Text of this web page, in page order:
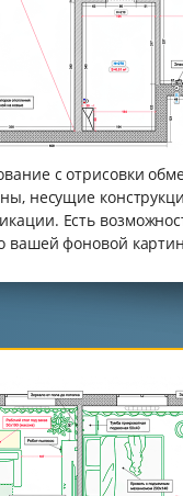
с отрисовки
несущие
Есть
вашей фоновой